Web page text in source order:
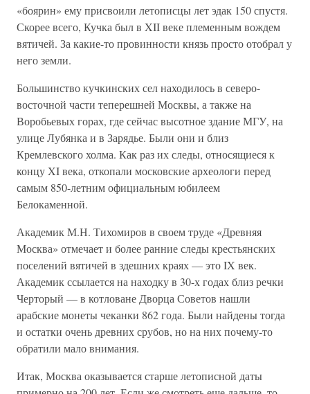
«боярин» ему присвоили летописцы лет эдак 150 спустя.
Скорее всего, Кучка был в XII веке племенным вождем
вятичей. За какие-то провинности князь просто отобрал у
него земли.
Большинство кучкинских сел находилось в северо-
восточной части теперешней Москвы, а также на
Воробьевых горах, где сейчас высотное здание МГУ, на
улице Лубянка и в Зарядье. Были они и близ
Кремлевского холма. Как раз их следы, относящиеся к
концу XI века, откопали московские археологи перед
самым 850-летним официальным юбилеем
Белокаменной.
Академик М.Н. Тихомиров в своем труде «Древняя
Москва» отмечает и более ранние следы крестьянских
поселений вятичей в здешних краях — это IX век.
Академик ссылается на находку в 30-х годах близ речки
Черторый — в котловане Дворца Советов нашли
арабские монеты чеканки 862 года. Были найдены тогда
и остатки очень древних срубов, но на них почему-то
обратили мало внимания.
Итак, Москва оказывается старше летописной даты